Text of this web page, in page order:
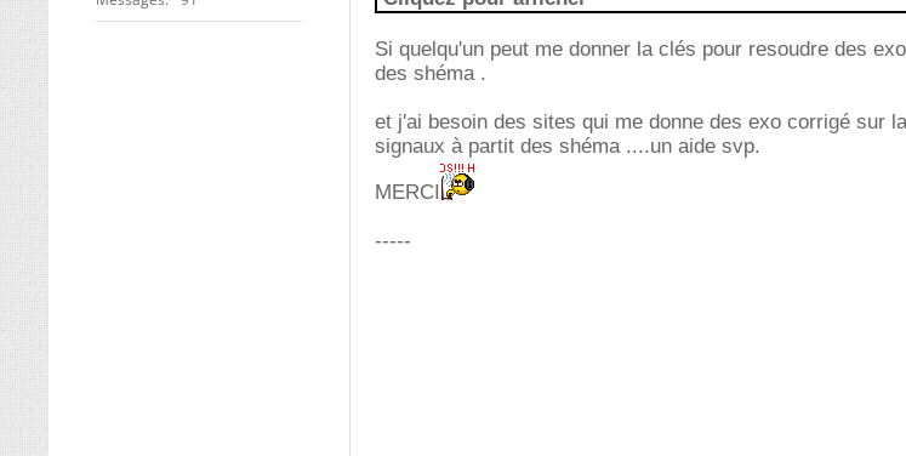
Si quelqu'un peut me donner la clés pour resoudre des
des shéma .
et j'ai besoin des sites qui me donne des exo corrigé sur
signaux à partit des shéma ....un aide svp.
MERCI
-----